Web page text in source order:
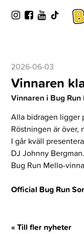
2026-06-03
Vinnaren
Vinnaren i Bug
Alla bidragen ligger
Röstningen är över,
I går kväll
DJ Johnny
Bug Run Mello-
Official Bug Run
« Till fler nyheter